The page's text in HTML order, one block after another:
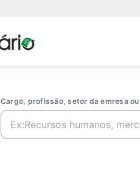
Portal
Cargo, profissão, setor da emresa ou